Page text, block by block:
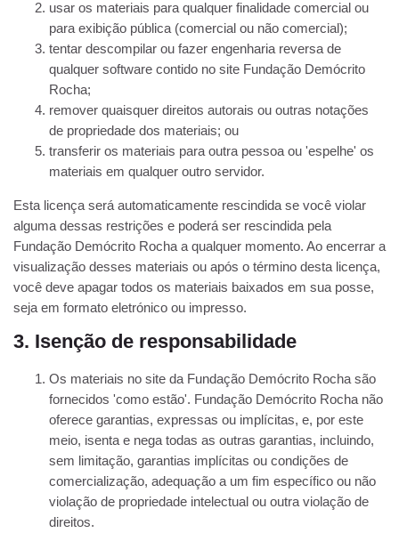
usar os materiais para qualquer finalidade comercial ou
para exibição pública (comercial ou não comercial);
tentar descompilar ou fazer engenharia reversa de
qualquer software contido no site Fundação Demócrito
Rocha;
remover quaisquer direitos autorais ou outras notações
de propriedade dos materiais; ou
transferir os materiais para outra pessoa ou 'espelhe' os
materiais em qualquer outro servidor.
Esta licença será automaticamente rescindida se você violar
alguma dessas restrições e poderá ser rescindida pela
Fundação Demócrito Rocha a qualquer momento. Ao encerrar a
visualização desses materiais ou após o término desta licença,
você deve apagar todos os materiais baixados em sua posse,
seja em formato eletrónico ou impresso.
3. Isenção de responsabilidade
Os materiais no site da Fundação Demócrito Rocha são
fornecidos 'como estão'. Fundação Demócrito Rocha não
oferece garantias, expressas ou implícitas, e, por este
meio, isenta e nega todas as outras garantias, incluindo,
sem limitação, garantias implícitas ou condições de
comercialização, adequação a um fim específico ou não
violação de propriedade intelectual ou outra violação de
direitos.